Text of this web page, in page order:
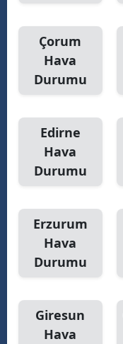
Çorum
Hava
Durumu
Edirne
Hava
Durumu
Erzurum
Hava
Durumu
Giresun
Hava